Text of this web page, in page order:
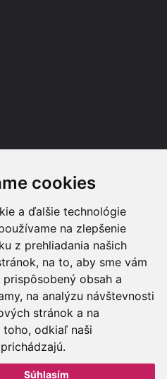
cookies
a ďalšie technológie
na zlepšenie
z prehliadania našich
na to, aby sme vám
obsah a
na analýzu návštevnosti
stránok a na
toho, odkiaľ naši
Súhlasím
stránek Zlín